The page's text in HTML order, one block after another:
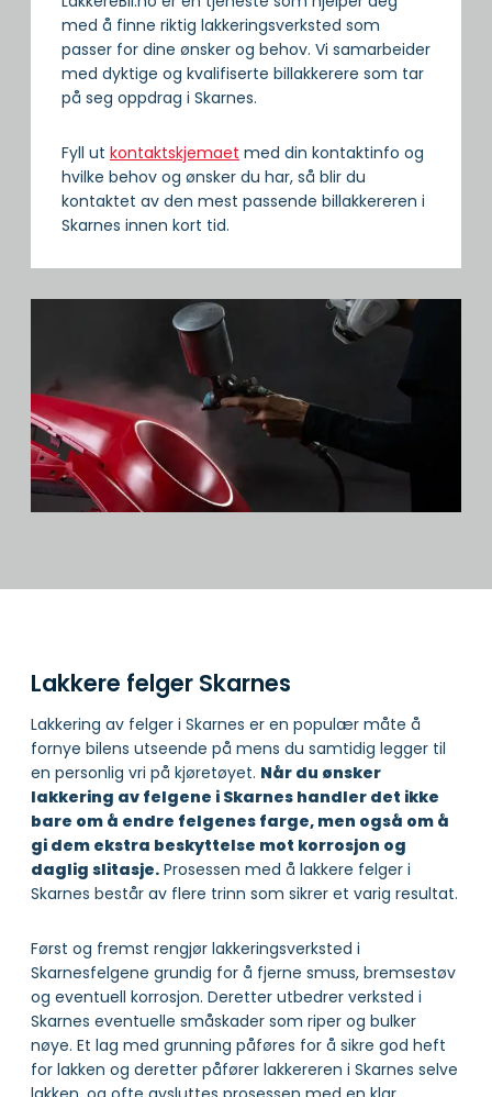
med å finne riktig lakkeringsverksted som
passer for dine ønsker og behov. Vi samarbeider
med dyktige og kvalifiserte billakkerere som tar
på seg oppdrag i Skarnes.
Fyll ut kontaktskjemaet med din kontaktinfo og
hvilke behov og ønsker du har, så blir du
kontaktet av den mest passende billakkereren i
Skarnes innen kort tid.
Lakkere felger Skarnes
Lakkering av felger i Skarnes er en populær måte å
fornye bilens utseende på mens du samtidig legger til
en personlig vri på kjøretøyet. Når du ønsker
lakkering av felgene i Skarnes handler det ikke
bare om å endre felgenes farge, men også om å
gi dem ekstra beskyttelse mot korrosjon og
daglig slitasje. Prosessen med å lakkere felger i
Skarnes består av flere trinn som sikrer et varig resultat.
Først og fremst rengjør lakkeringsverksted i
Skarnesfelgene grundig for å fjerne smuss, bremsestøv
og eventuell korrosjon. Deretter utbedrer verksted i
Skarnes eventuelle småskader som riper og bulker
nøye. Et lag med grunning påføres for å sikre god heft
for lakken og deretter påfører lakkereren i Skarnes selve